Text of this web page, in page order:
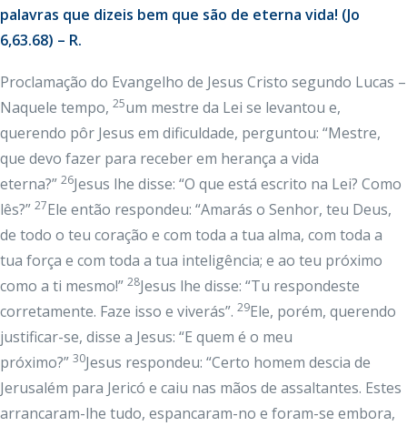
palavras que dizeis bem que são de eterna vida! (Jo
6,63.68) – R.
Proclamação do Evangelho de Jesus Cristo segundo Lucas –
Naquele tempo, 25um mestre da Lei se levantou e,
querendo pôr Jesus em dificuldade, perguntou: “Mestre,
que devo fazer para receber em herança a vida
eterna?” 26Jesus lhe disse: “O que está escrito na Lei? Como
lês?” 27Ele então respondeu: “Amarás o Senhor, teu Deus,
de todo o teu coração e com toda a tua alma, com toda a
tua força e com toda a tua inteligência; e ao teu próximo
como a ti mesmo!” 28Jesus lhe disse: “Tu respondeste
corretamente. Faze isso e viverás”. 29Ele, porém, querendo
justificar-se, disse a Jesus: “E quem é o meu
próximo?” 30Jesus respondeu: “Certo homem descia de
Jerusalém para Jericó e caiu nas mãos de assaltantes. Estes
arrancaram-lhe tudo, espancaram-no e foram-se embora,